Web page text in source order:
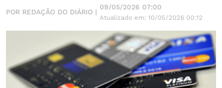
POR REDAÇÃO DO DIÁRIO |
09/05/2026 07:00
Atualizado em: 10/05/2026 00:12